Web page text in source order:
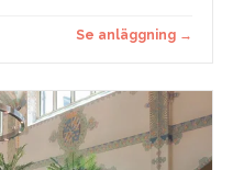
Se anläggning →